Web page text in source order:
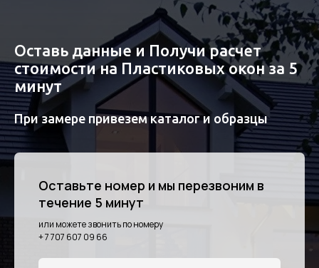
Оставь данные и Получи расчет
стоимости на Пластиковых окон за 5
минут
При замере привезем каталог и образцы
Оставьте номер и мы перезвоним в
течение 5 минут
или можете звонить по номеру
+ 7 707 607 09 66